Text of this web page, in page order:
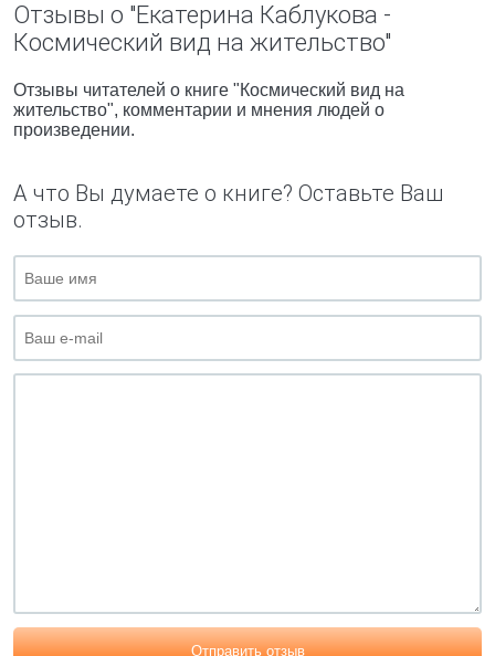
Отзывы о "Екатерина Каблукова -
Космический вид на жительство"
Отзывы читателей о книге "Космический вид на
жительство", комментарии и мнения людей о
произведении.
А что Вы думаете о книге? Оставьте Ваш
отзыв.
Отправить отзыв